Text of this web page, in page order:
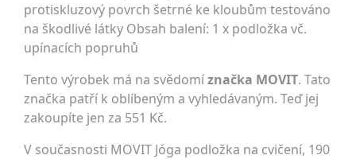
protiskluzový povrch šetrné ke kloubům testováno
na škodlivé látky Obsah balení: 1 x podložka vč.
upínacích popruhů
Tento výrobek má na svědomíznačka MOVIT. Tato
značka patří k oblíbeným a vyhledávaným. Teď jej
zakoupíte jen za 551 Kč.
V současnosti MOVIT Jóga podložka na cvičení, 190